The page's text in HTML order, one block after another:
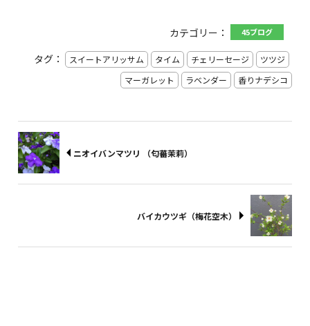
カテゴリー： 45ブログ
タグ： スイートアリッサム タイム チェリーセージ
ツツジ
マーガレット
ラベンダー 香りナデシコ
ニオイバンマツリ （匂蕃茉莉）
バイカウツギ（梅花空木）